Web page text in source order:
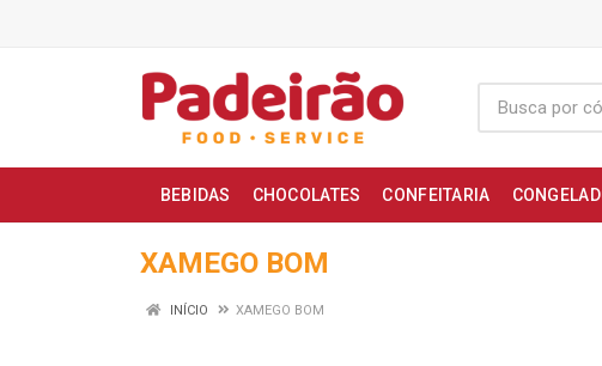
BEBIDAS CHOCOLATES CONFEITARIA
XAMEGO BOM
INÍCIO XAMEGO BOM